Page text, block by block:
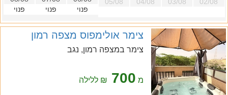
פנוי
פנוי
פנוי
צימר אולימפוס מצפה רמון
צימר במצפה רמון, נגב
מ 700 ₪ ללילה